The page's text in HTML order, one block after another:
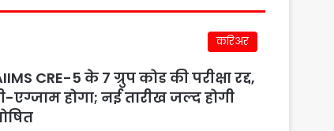
करिअर
CRE-5 के 7 ग्रुप कोड की परीक्षा रद्द,
एग्जाम होगा; नई तारीख जल्द होगी